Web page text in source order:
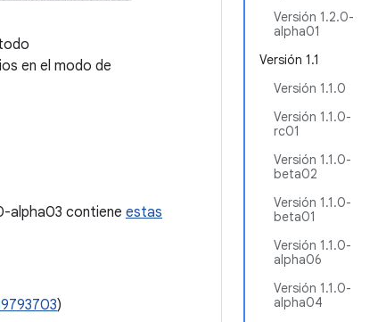
Versión 1.2.0-
alpha01
Versión 1.1
Versión 1.1.0
Versión 1.1.0-
rc01
Versión 1.1.0-
beta02
Versión 1.1.0-
beta01
Versión 1.1.0-
alpha06
Versión 1.1.0-
alpha04
en el modo de
alpha03 contiene estas
)